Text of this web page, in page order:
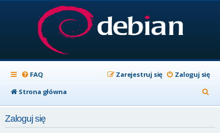
FAQ Zaloguj się
Zarejestruj się
Strona główna
z
Zaloguj się